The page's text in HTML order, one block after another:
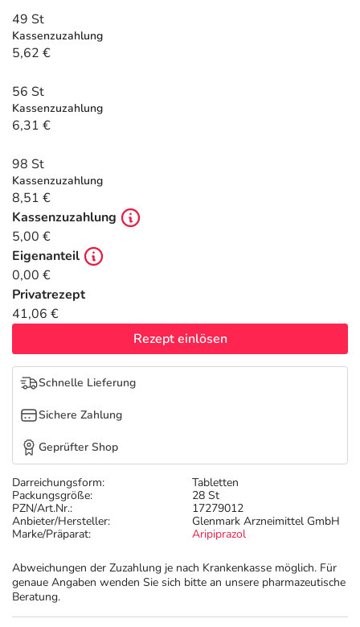
Tierapotheke
Vitamine & Mineralstoffe
Salus Deals
Darreichungsform:
Tabletten
Packungsgröße:
28 St
PZN/Art.Nr.:
17279012
Anbieter/Hersteller:
Glenmark Arzneimittel GmbH
Marke/Präparat:
Aripiprazol
Abweichungen der Zuzahlung je nach Krankenkasse möglich. Für
genaue Angaben wenden Sie sich bitte an unsere pharmazeutische
Beratung.
49 St
Kassenzuzahlung
5,62 €
56 St
Kassenzuzahlung
6,31 €
98 St
Kassenzuzahlung
8,51 €
Kassenzuzahlung
5,00 €
Eigenanteil
0,00 €
Privatrezept
41,06 €
Rezept einlösen
Schnelle Lieferung
Sichere Zahlung
Geprüfter Shop